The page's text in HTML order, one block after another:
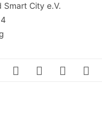
Smart City e.V.